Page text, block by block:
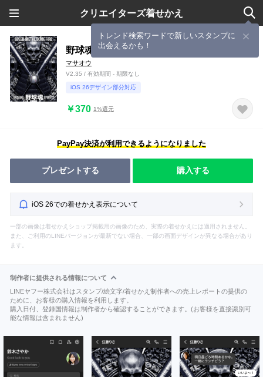
クリエイターズ着せかえ
トレンド検索ワードで新しいスタンプに
出会えるかも！
野球魂 2
マサオウ
V2.35 / 有効期間 - 期限なし
iOS 26デザイン部分対応
￥370 1%還元
PayPay決済が利用できるようになりました
プレゼントする 購入する
iOS 26での着せかえ表示について
一部の画像は着せかえショップ掲載用の画像のため、実際の着せかえには適用されません。
また、ご利用のLINEバージョンが最新でない場合、一部の画面デザインが異なる場合があり
ます。
制作者に提供される情報について
LINEヤフー株式会社はスタンプ/絵文字/着せかえ制作者への売上レポートの提供の
ために、お客様の購入情報を利用します。
購入日付、登録国情報は制作者から確認することができます。(お客様を直接識別可
能な情報は含まれません)